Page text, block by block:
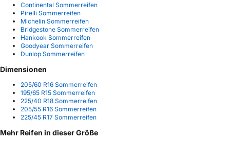
Continental Sommerreifen
Pirelli Sommerreifen
Michelin Sommerreifen
Bridgestone Sommerreifen
Hankook Sommerreifen
Goodyear Sommerreifen
Dunlop Sommerreifen
Dimensionen
205/60 R16 Sommerreifen
195/65 R15 Sommerreifen
225/40 R18 Sommerreifen
205/55 R16 Sommerreifen
225/45 R17 Sommerreifen
Mehr Reifen in dieser Größe